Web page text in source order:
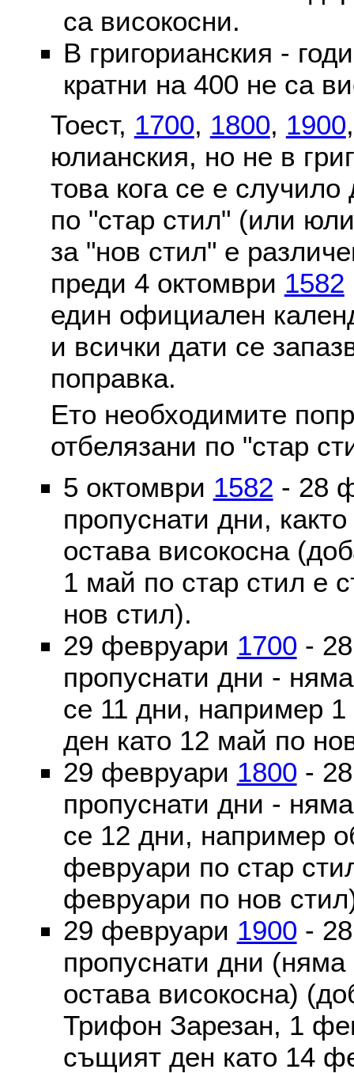
са високосни.
В григорианския -
кратни на 400 не са
Тоест, 1700, 1800, 1900
юлианския, но не в
това кога се е
по "стар стил" (или
за "нов стил" е
преди 4 октомври 1582
един официален
и всички дати се
поправка.
Ето необходимите
отбелязани по "стар
5 октомври 1582 - 28
пропуснати дни,
остава високосна
1 май по стар стил е
нов стил).
29 февруари 1700 -
пропуснати дни -
се 11 дни, например
ден като 12 май по
29 февруари 1800 -
пропуснати дни -
се 12 дни, например
февруари по стар
февруари по нов
29 февруари 1900 -
пропуснати дни
остава високосна)
Трифон Зарезан, 1
същият ден като 14